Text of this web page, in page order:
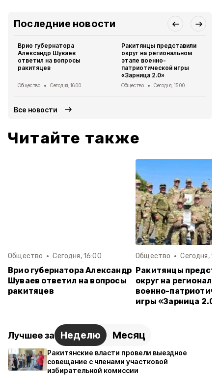
Последние новости
Врио губернатора
Александр Шуваев
ответил на вопросы
ракитяцев
Общество Сегодня, 16:00
Ракитянцы представили
округ на региональном
этапе военно-
патриотической игры
«Зарница 2.0»
Общество Сегодня, 15:00
Все новости
Читайте также
Общество Сегодня, 16:00
Врио губернатора Александр
Шуваев ответил на вопросы
ракитяцев
Общество Сегодня,
Ракитянцы
округ на
военно-
игры «Зарница 2.0»
Лучшее за Неделю Месяц
Ракитянские власти провели выездное
совещание с членами участковой
избирательной комиссии